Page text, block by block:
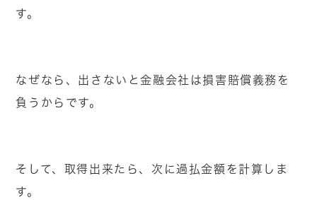
す。
なぜなら、出さないと金融会社は損害賠償義務を
負うからです。
そして、取得出来たら、次に過払金額を計算しま
す。